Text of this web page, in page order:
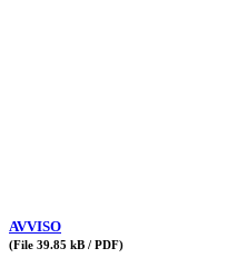
AVVISO
(File 39.85 kB / PDF)